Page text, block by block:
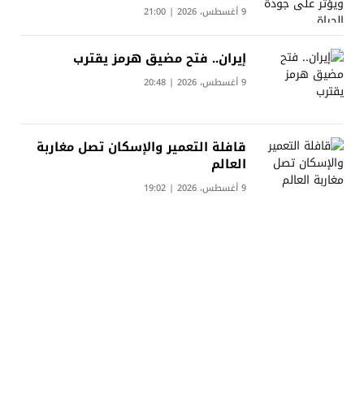
9 أغسطس، 2026 | 21:00
إيران.. فتح مضيق هرمز يقترب
9 أغسطس، 2026 | 20:48
قافلة التعمير والإسكان تصل مغاربة
العالم
9 أغسطس، 2026 | 19:02